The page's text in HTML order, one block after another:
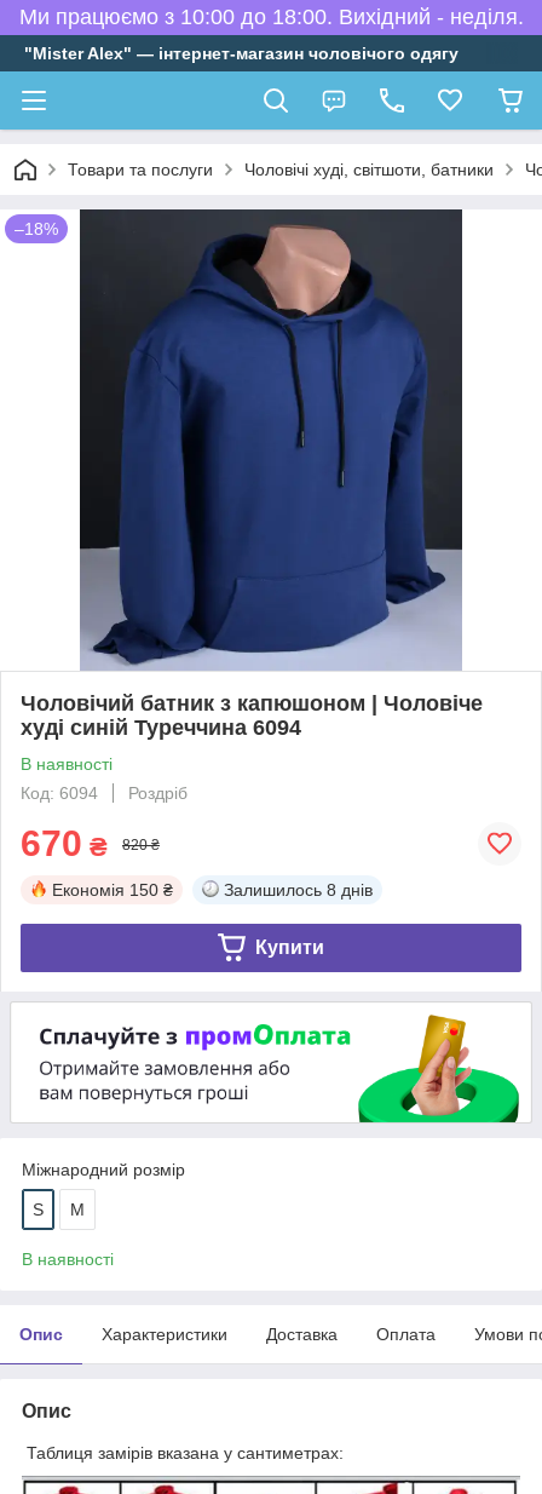
Ми працюємо з 10:00 до 18:00. Вихідний - неділя.
"Mister Alex" — інтернет-магазин чоловічого одягу
Товари та послуги Чоловічі худі, світшоти, батники
–18%
Чоловічий батник з капюшоном | Чоловіче
худі синій Туреччина 6094
В наявності
Код: 6094
Роздріб
670 ₴ 820 ₴
Економія 150 ₴ Залишилось 8 днів
Купити
Міжнародний розмір
S M
В наявності
Опис Характеристики Доставка Оплата Умови
Опис
Таблиця замірів вказана у сантиметрах: